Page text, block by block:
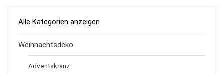
Alle Kategorien anzeigen
Weihnachtsdeko
Adventskranz